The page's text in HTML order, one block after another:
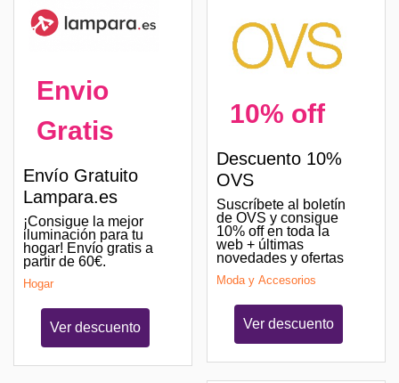
Envio
Gratis
Envío Gratuito
Lampara.es
¡Consigue la mejor
iluminación para tu
hogar! Envío gratis a
partir de 60€.
Hogar
Ver descuento
10% off
Descuento 10%
OVS
Suscríbete al boletín
de OVS y consigue
10% off en toda la
web + últimas
novedades y ofertas
Moda y Accesorios
Ver descuento